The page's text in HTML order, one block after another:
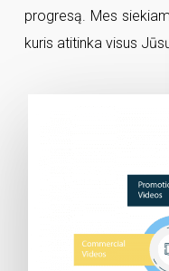
progresą. Mes
kuris atitinka visus